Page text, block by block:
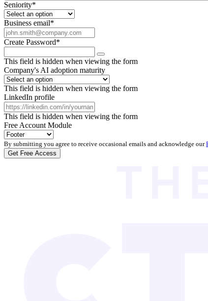
Seniority*
Business email*
Create Password*
This field is hidden when viewing the form
Company's AI adoption maturity
This field is hidden when viewing the form
LinkedIn profile
This field is hidden when viewing the form
Free Account Module
By submitting you agree to receive occasional emails and acknowledge our